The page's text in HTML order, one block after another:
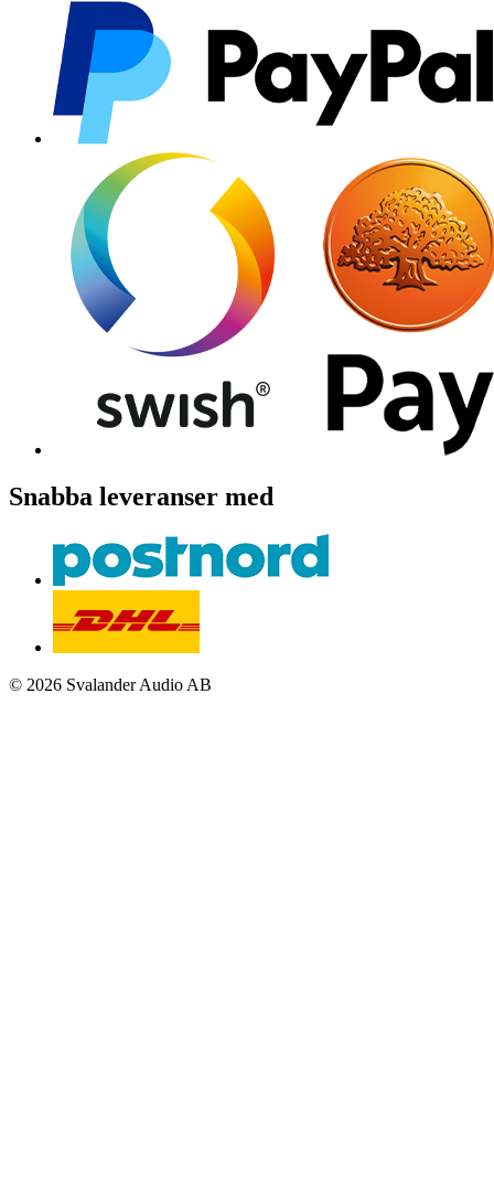
Snabba leveranser med
© 2026 Svalander Audio AB